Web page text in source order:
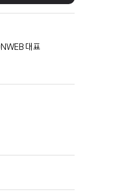
대표